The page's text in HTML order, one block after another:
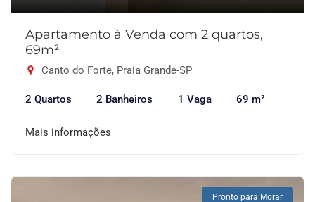
Apartamento à Venda com 2 quartos,
69m²
Canto do Forte, Praia Grande-SP
2 Quartos 2 Banheiros 1 Vaga 69 m²
Mais informações
Pronto para Morar